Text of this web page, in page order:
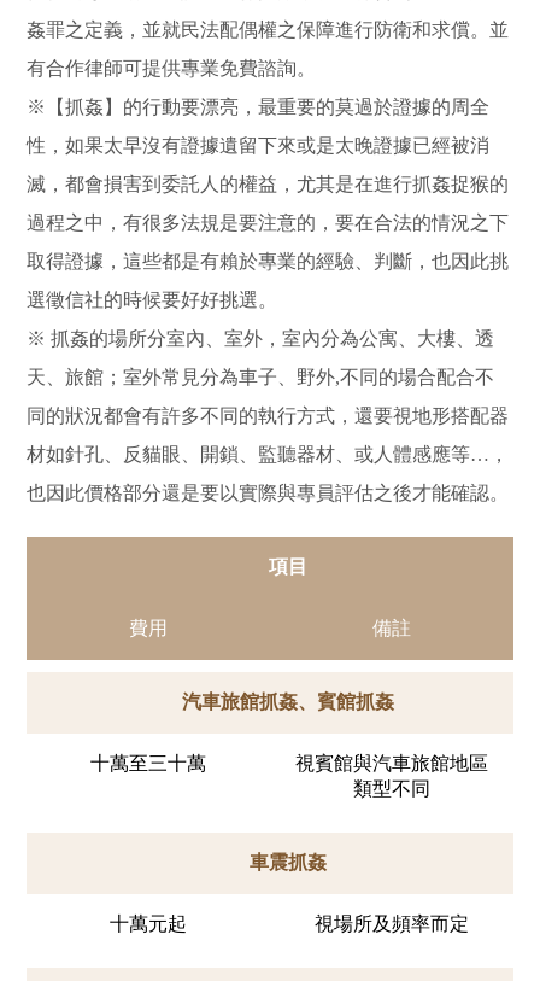
姦罪之定義，並就民法配偶權之保障進行防衛和求償。並
有合作律師可提供專業免費諮詢。
※【抓姦】的行動要漂亮，最重要的莫過於證據的周全
性，如果太早沒有證據遺留下來或是太晚證據已經被消
滅，都會損害到委託人的權益，尤其是在進行抓姦捉猴的
過程之中，有很多法規是要注意的，要在合法的情況之下
取得證據，這些都是有賴於專業的經驗、判斷，也因此挑
選徵信社的時候要好好挑選。
※ 抓姦的場所分室內、室外，室內分為公寓、大樓、透
天、旅館；室外常見分為車子、野外,不同的場合配合不
同的狀況都會有許多不同的執行方式，還要視地形搭配器
材如針孔、反貓眼、開鎖、監聽器材、或人體感應等…，
也因此價格部分還是要以實際與專員評估之後才能確認。
項目
費用 備註
汽車旅館抓姦、賓館抓姦
十萬至三十萬
視賓館與汽車旅館地區
類型不同
車震抓姦
十萬元起 視場所及頻率而定